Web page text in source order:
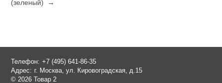
(зеленый) →
Телефон: +7 (495) 641-86-35
Адрес: г. Москва, ул. Кировоградская, д.15
© 2026 Товар 2